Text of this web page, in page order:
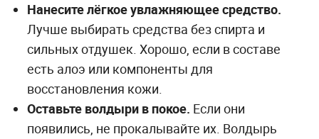
Нанесите лёгкое увлажняющее средство.
Лучше выбирать средства без спирта и
сильных отдушек. Хорошо, если в составе
есть алоэ или компоненты для
восстановления кожи.
Оставьте волдыри в покое. Если они
появились, не прокалывайте их. Волдырь